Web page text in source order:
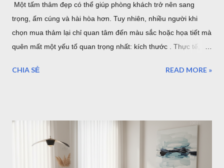
Một tấm thảm đẹp có thể giúp phòng khách trở nên sang
trọng, ấm cúng và hài hòa hơn. Tuy nhiên, nhiều người khi
chọn mua thảm lại chỉ quan tâm đến màu sắc hoặc họa tiết mà
quên mất một yếu tố quan trọng nhất: kích thước . Thực tế,
cân đối. Ngược lại, thảm quá lớn có thể làm không gian trở
thảm phù hợp nhất. Cách Chọn Kích Thước Thảm Phòng
Khách Chuẩn Theo Từng Loại Sofa (Kèm Bảng Kích Thước) Vì
CHIA SẺ READ MORE »